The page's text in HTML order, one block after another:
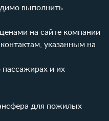
выполнить
на сайте компании
указанным на
и их
для пожилых